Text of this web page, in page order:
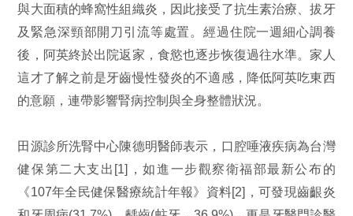
與大面積的蜂窩性組織炎，因此接受了抗生素治療、拔牙
及緊急深頸部開刀引流等處置。經過住院一週細心調養
後，阿英終於出院返家，食慾也逐步恢復過往水準。家人
這才了解之前是牙齒慢性發炎的不適感，降低阿英吃東西
的意願，連帶影響腎病控制與全身整體狀況。
田源診所洗腎中心陳德明醫師表示，口腔唾液疾病為台灣
健保第二大支出[1]，如進一步觀察衛福部最新公布的
《107年全民健保醫療統計年報》資料[2]，可發現齒齦炎